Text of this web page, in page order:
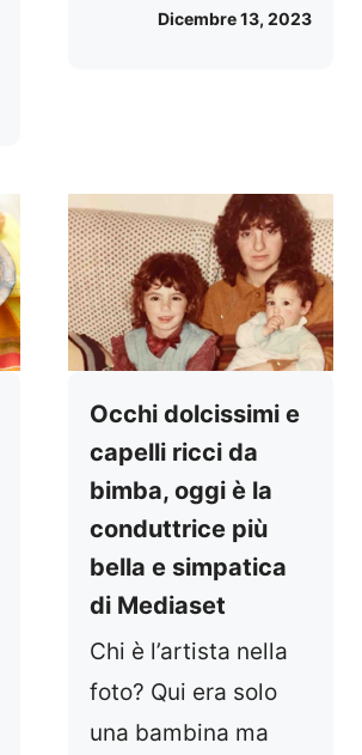
Dicembre 13, 2023
Occhi dolcissimi e
capelli ricci da
bimba, oggi è la
conduttrice più
bella e simpatica
di Mediaset
Chi è l’artista nella
foto? Qui era solo
una bambina ma